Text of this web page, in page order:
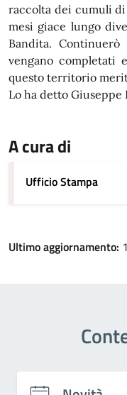
raccolta dei cumuli
mesi giace lungo
Bandita.
vengano completati
questo territorio
Lo ha detto Giuseppe
A cura di
Ufficio Stampa
Ultimo aggiornamento: